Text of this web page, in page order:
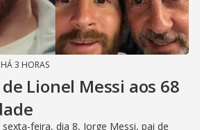
HÁ 3 HORAS
Lionel Messi aos 68
feira, dia 8, Jorge Messi, pai de